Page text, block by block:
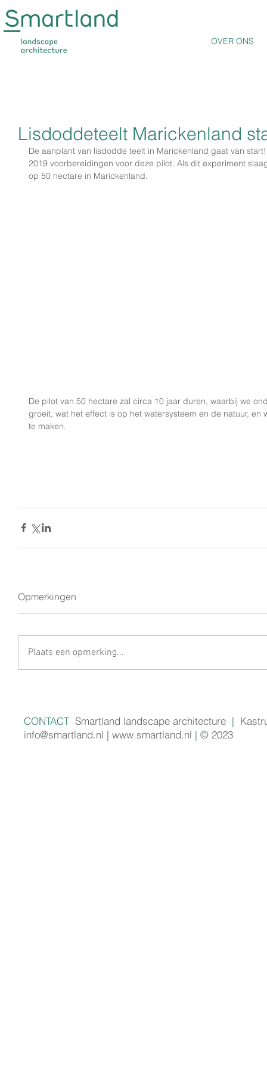
OVER ONS
Lisdoddeteelt Marickenland
De aanplant van lisdodde teelt in Marickenland gaat van
2019 voorbereidingen voor deze pilot. Als dit experiment
op 50 hectare in Marickenland.
De pilot van 50 hectare zal circa 10 jaar duren, waarbij we
groeit, wat het effect is op het watersysteem en de natuur,
te maken.
Opmerkingen
Plaats een opmerking...
CONTACTSmartland landscape architecture |
info@smartland.nl | www.smartland.nl | © 2023